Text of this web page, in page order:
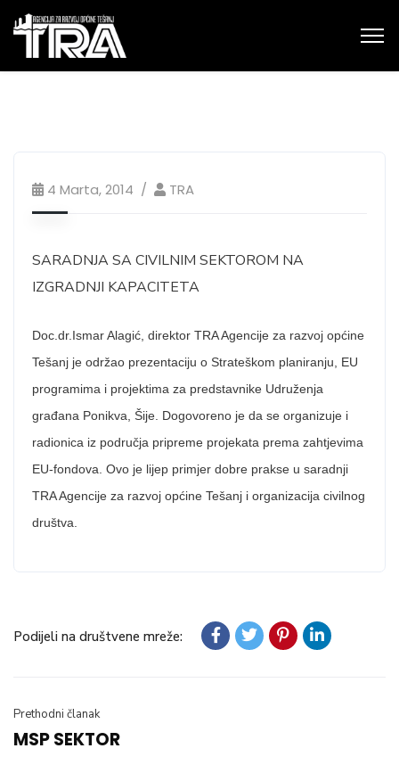
4 Marta, 2014 TRA
SARADNJA SA CIVILNIM SEKTOROM NA
IZGRADNJI KAPACITETA
Doc.dr.Ismar Alagić, direktor TRA Agencije za razvoj općine
Tešanj je održao prezentaciju o Strateškom planiranju, EU
programima i projektima za predstavnike Udruženja
građana Ponikva, Šije. Dogovoreno je da se organizuje i
radionica iz područja pripreme projekata prema zahtjevima
EU-fondova. Ovo je lijep primjer dobre prakse u saradnji
TRA Agencije za razvoj općine Tešanj i organizacija civilnog
društva.
Podijeli na društvene mreže:
Prethodni članak
MSP SEKTOR